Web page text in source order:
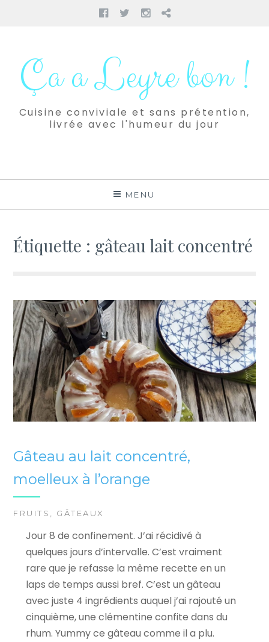
Facebook
TwitterInstagram
Pinterest
contenuÇa a Leyre bon !
Cuisine conviviale et sans prétention,
livrée avec l'humeur du jour
MENU
Étiquette : gâteau lait concentré
Gâteau au lait concentré,
moelleux à l’orange
FRUITS , GÂTEAUX
Jour 8 de confinement. J’ai récidivé à
quelques jours d’intervalle. C’est vraiment
rare que je refasse la même recette en un
laps de temps aussi bref. C’est un gâteau
avec juste 4 ingrédients auquel j’ai rajouté un
cinquième, une clémentine confite dans du
rhum. Yummy ce gâteau comme il a plu.